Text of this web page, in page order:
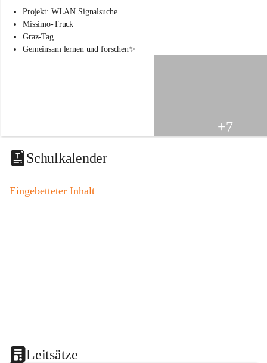
s
s
c
i
t
a
o
Projekt: WLAN Signalsuche
Missimo-Truck
Graz-Tag
Gemeinsam lernen und forschen✨
+7
Schulkalender
Eingebetteter Inhalt
Leitsätze